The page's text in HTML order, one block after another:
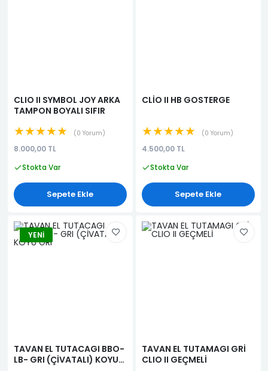
CLIO II SYMBOL JOY ARKA
TAMPON BOYALI SIFIR
★★★★★ 0 Yorum
8.000,00 TL
Stokta Var
Sepete Ekle
CLİO II HB GOSTERGE
★★★★★ 0 Yorum
4.500,00 TL
Stokta Var
Sepete Ekle
YENI
TAVAN EL TUTACAGI BBO-
LB- GRI (ÇİVATALI) KOYU
TAVAN EL TUTAMAGI GRİ
CLIO II GEÇMELİ